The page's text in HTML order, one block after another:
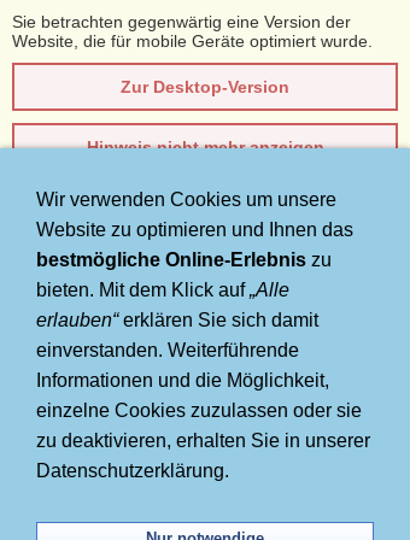
Sie betrachten gegenwärtig eine Version der
Website, die für mobile Geräte optimiert wurde.
Zur Desktop-Version
Hinweis nicht mehr anzeigen
Navigation einblenden
AIDA Kreuzfahrt und Hotel
Adria alle Abfahrten
Wir verwenden Cookies um unsere
Website zu optimieren und Ihnen das
bestmögliche Online-Erlebnis zu
bieten. Mit dem Klick auf„Alle
erlauben“erklären Sie sich damit
einverstanden. Weiterführende
Informationen und die Möglichkeit,
einzelne Cookies zuzulassen oder sie
zu deaktivieren, erhalten Sie in unserer
Datenschutzerklärung.